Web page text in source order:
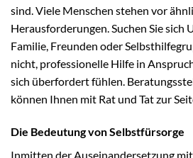
sind. Viele Menschen stehen vor
Herausforderungen. Suchen Sie
Familie, Freunden oder
nicht, professionelle Hilfe in
sich überfordert fühlen.
können Ihnen mit Rat und Tat zur
Die Bedeutung von Selbstfürsorge
Inmitten der Auseinandersetzung